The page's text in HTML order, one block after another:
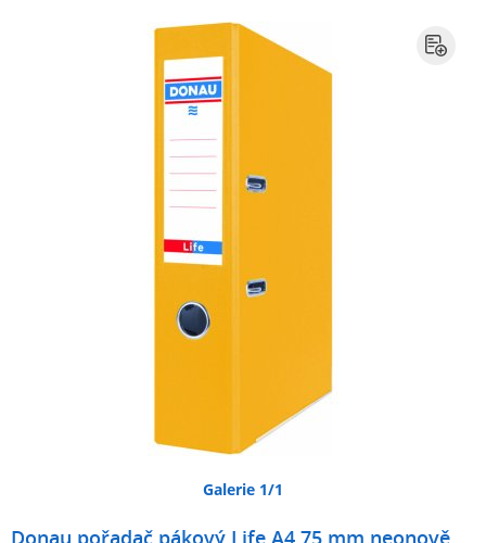
Galerie 1/1
Donau pořadač pákový Life A4 75 mm neonově